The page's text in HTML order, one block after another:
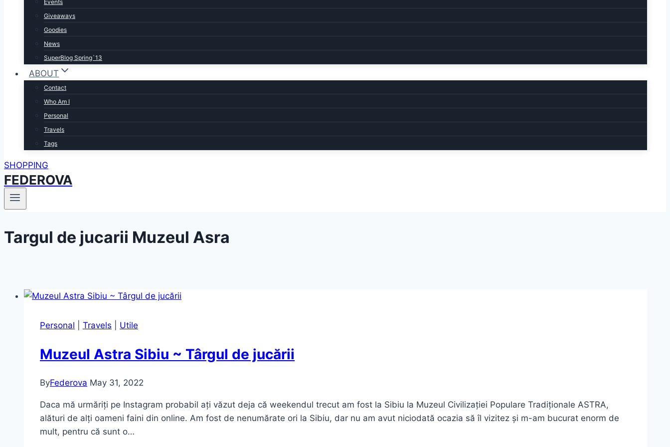
Events
Giveaways
Goodies
News
SuperBlog Spring`13
ABOUT
Contact
Who Am I
Personal
Travels
Tags
SHOPPING
FEDEROVA
Targul de jucarii Muzeul Asra
Personal Travels Utile
Muzeul Astra Sibiu ~ Târgul de jucării
ByFederova May 31, 2022
Daca mă urmăriți pe Instagram probabil ați văzut deja că weekendul trecut am fost la Sibiu la Muzeul Civilizației Populare Tradiționale ASTRA,
alături de alți oameni faini din online. Am fost de nenumărate ori la Sibiu, dar nu am avut niciodată ocazia să îl vizitez și m-am bucurat enorm de
mult, pentru că sunt o…